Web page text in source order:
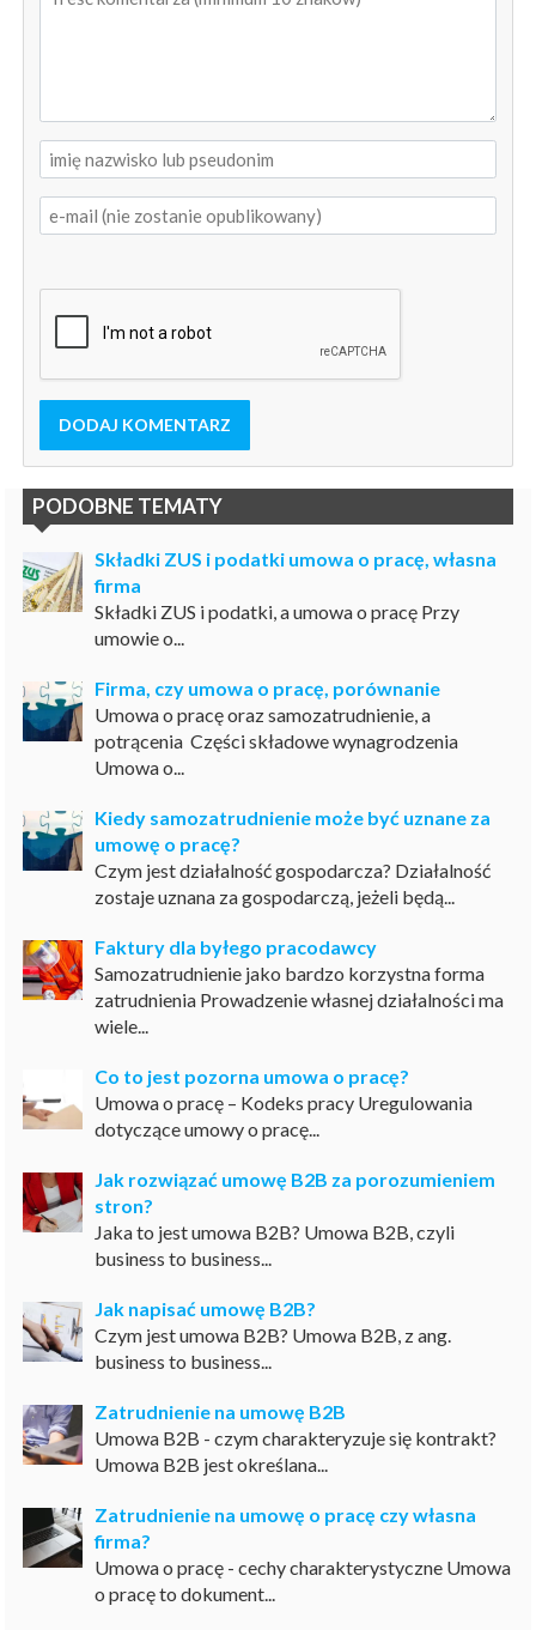
DODAJ KOMENTARZ
PODOBNE TEMATY
Składki ZUS i podatki umowa o pracę, własna
firma
Składki ZUS i podatki, a umowa o pracę Przy
umowie o...
Firma, czy umowa o pracę, porównanie
Umowa o pracę oraz samozatrudnienie, a
potrącenia Części składowe wynagrodzenia
Umowa o...
Kiedy samozatrudnienie może być uznane za
umowę o pracę?
Czym jest działalność gospodarcza? Działalność
zostaje uznana za gospodarczą, jeżeli będą...
Faktury dla byłego pracodawcy
Samozatrudnienie jako bardzo korzystna forma
zatrudnienia Prowadzenie własnej działalności ma
wiele...
Co to jest pozorna umowa o pracę?
Umowa o pracę – Kodeks pracy Uregulowania
dotyczące umowy o pracę...
Jak rozwiązać umowę B2B za porozumieniem
stron?
Jaka to jest umowa B2B? Umowa B2B, czyli
business to business...
Jak napisać umowę B2B?
Czym jest umowa B2B? Umowa B2B, z ang.
business to business...
Zatrudnienie na umowę B2B
Umowa B2B - czym charakteryzuje się kontrakt?
Umowa B2B jest określana...
Zatrudnienie na umowę o pracę czy własna
firma?
Umowa o pracę - cechy charakterystyczne Umowa
o pracę to dokument...